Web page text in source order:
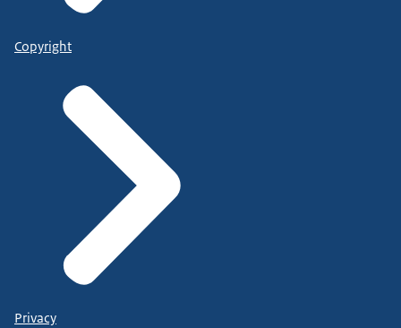
Copyright
Privacy